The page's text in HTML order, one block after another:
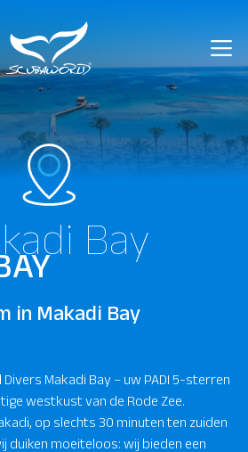
Bay
in Makadi Bay
Makadi Bay – uw PADI 5-sterren
westkust van de Rode Zee.
op slechts 30 minuten ten zuiden
duiken moeiteloos: wij bieden een